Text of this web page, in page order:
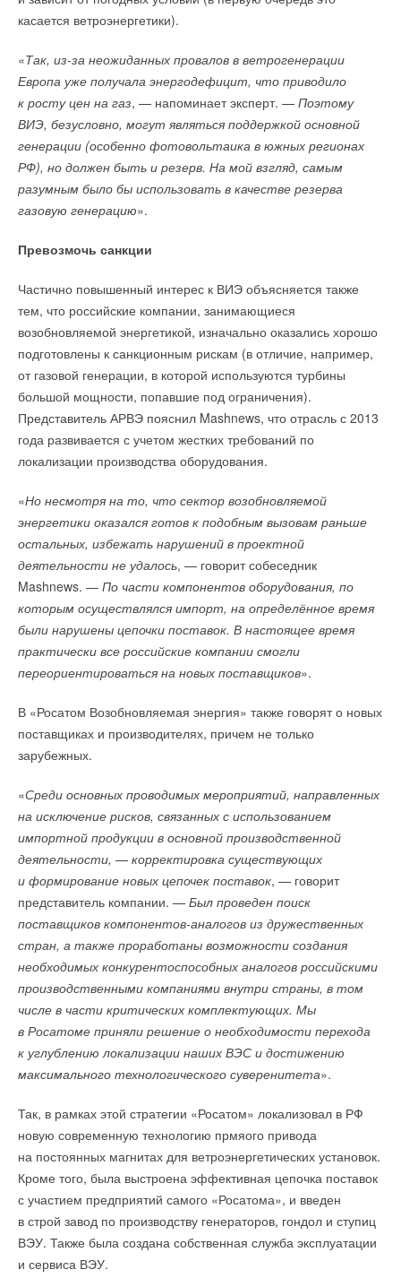
касается ветроэнергетики).
«Так, из-за неожиданных провалов в ветрогенерации
Европа уже получала энергодефицит, что приводило
к росту цен на газ, — напоминает эксперт. — Поэтому
ВИЭ, безусловно, могут являться поддержкой основной
генерации (особенно фотовольтаика в южных регионах
РФ), но должен быть и резерв. На мой взгляд, самым
разумным было бы использовать в качестве резерва
газовую генерацию».
Превозмочь санкции
Частично повышенный интерес к ВИЭ объясняется также
тем, что российские компании, занимающиеся
возобновляемой энергетикой, изначально оказались хорошо
подготовлены к санкционным рискам (в отличие, например,
от газовой генерации, в которой используются турбины
большой мощности, попавшие под ограничения).
Представитель АРВЭ пояснил Mashnews, что отрасль с 2013
года развивается с учетом жестких требований по
локализации производства оборудования.
«Но несмотря на то, что сектор возобновляемой
энергетики оказался готов к подобным вызовам раньше
остальных, избежать нарушений в проектной
деятельности не удалось, — говорит собеседник
Mashnews. — По части компонентов оборудования, по
которым осуществлялся импорт, на определённое время
были нарушены цепочки поставок. В настоящее время
практически все российские компании смогли
переориентироваться на новых поставщиков».
В «Росатом Возобновляемая энергия» также говорят о новых
поставщиках и производителях, причем не только
зарубежных.
«Среди основных проводимых мероприятий, направленных
на исключение рисков, связанных с использованием
импортной продукции в основной производственной
деятельности, — корректировка существующих
и формирование новых цепочек поставок, — говорит
представитель компании. — Был проведен поиск
поставщиков компонентов-аналогов из дружественных
стран, а также проработаны возможности создания
необходимых конкурентоспособных аналогов российскими
производственными компаниями внутри страны, в том
числе в части критических комплектующих. Мы
в Росатоме приняли решение о необходимости перехода
к углублению локализации наших ВЭС и достижению
максимального технологического суверенитета».
Так, в рамках этой стратегии «Росатом» локализовал в РФ
новую современную технологию прмяого привода
на постоянных магнитах для ветроэнергетических установок.
Кроме того, была выстроена эффективная цепочка поставок
с участием предприятий самого «Росатома», и введен
в строй завод по производству генераторов, гондол и ступиц
ВЭУ. Также была создана собственная служба эксплуатации
и сервиса ВЭУ.
Текст комментария